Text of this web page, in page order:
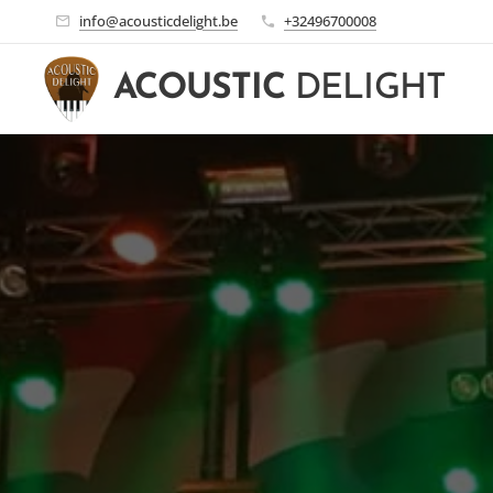
info@acousticdelight.be +32496700008
ACOUSTIC DELIGHT